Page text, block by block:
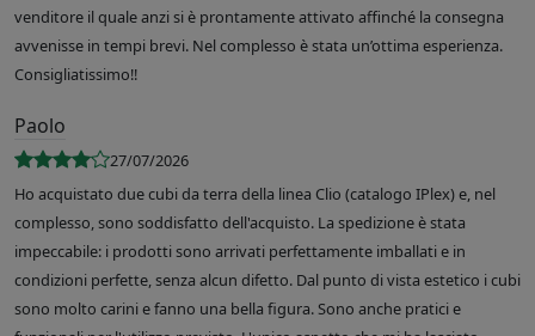
venditore il quale anzi si è prontamente attivato affinché la consegna
avvenisse in tempi brevi. Nel complesso è stata un’ottima esperienza.
Consigliatissimo!!
Paolo
27/07/2026
Ho acquistato due cubi da terra della linea Clio (catalogo IPlex) e, nel
complesso, sono soddisfatto dell'acquisto. La spedizione è stata
impeccabile: i prodotti sono arrivati perfettamente imballati e in
condizioni perfette, senza alcun difetto. Dal punto di vista estetico i cubi
sono molto carini e fanno una bella figura. Sono anche pratici e